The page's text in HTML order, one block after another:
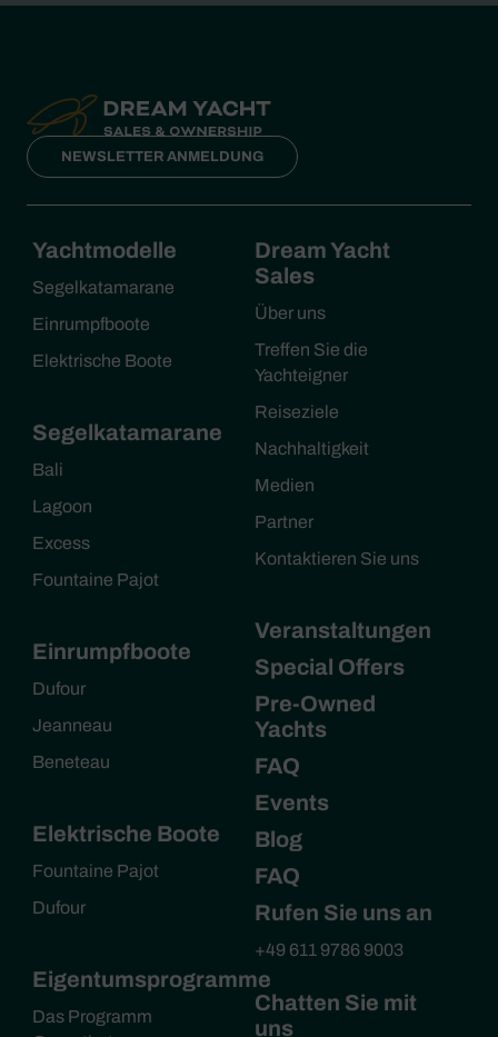
NEWSLETTER ANMELDUNG
Yachtmodelle
Segelkatamarane
Einrumpfboote
Elektrische Boote
Segelkatamarane
Bali
Lagoon
Excess
Fountaine Pajot
Einrumpfboote
Dufour
Jeanneau
Beneteau
Elektrische Boote
Fountaine Pajot
Dufour
Eigentumsprogramme
Das Programm
Dream Yacht
Sales
Über uns
Treffen Sie die
Yachteigner
Reiseziele
Nachhaltigkeit
Medien
Partner
Kontaktieren Sie uns
Veranstaltungen
Special Offers
Pre-Owned
Yachts
FAQ
Events
Blog
FAQ
Rufen Sie uns an
+49 611 9786 9003
Chatten Sie mit
uns